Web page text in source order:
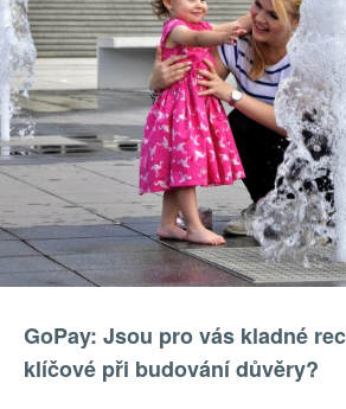
GoPay: Jsou pro vás kladné
klíčové při budování důvěry?